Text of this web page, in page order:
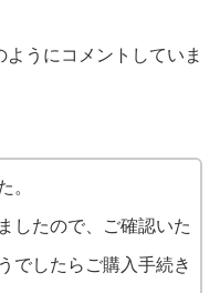
うにコメントしていま
。
したので、ご確認いた
でしたらご購入手続き